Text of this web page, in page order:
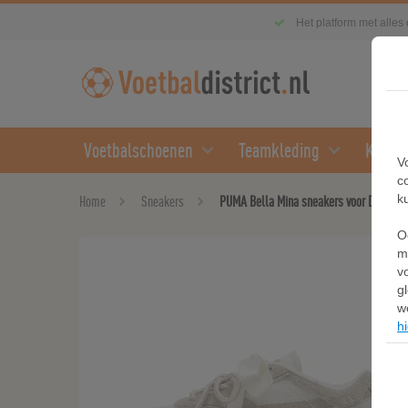
Het platform met
Voetbalschoenen Teamkleding
Home Sneakers PUMA Bella Mina sneakers voor Dames,